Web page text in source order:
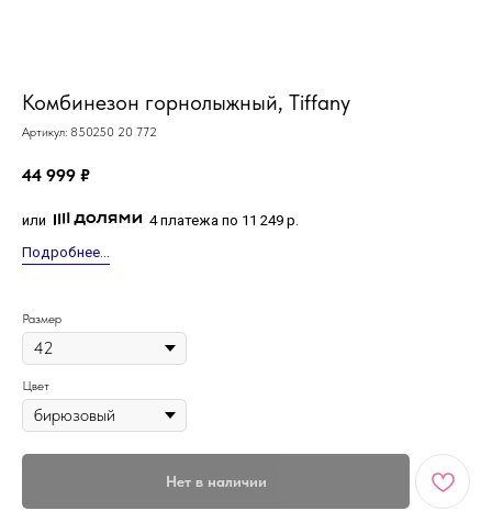
Комбинезон горнолыжный, Tiffany
Артикул: 850250 20 772
44 999 ₽
или
4 платежа по 11 249 р.
Подробнее...
Размер
Цвет
Нет в наличии